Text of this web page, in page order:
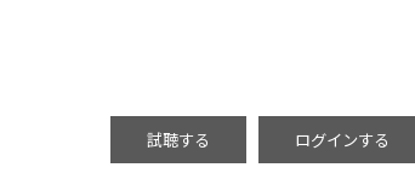
試聴する ログインする